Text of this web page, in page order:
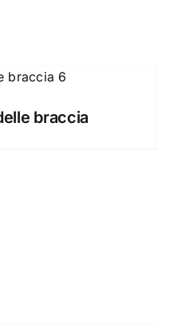
braccia